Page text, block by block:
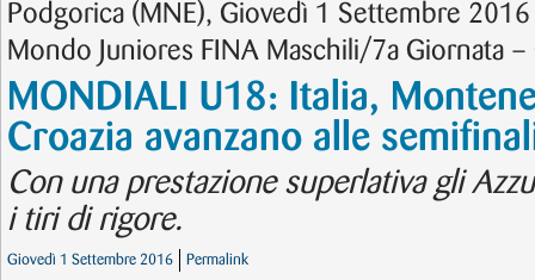
Podgorica (MNE), Giovedì 1 Settembre
Mondo Juniores FINA Maschili/7a Giornata –
MONDIALI U18: Italia,
Croazia avanzano alle
Con una prestazione superlativa gli
i tiri di rigore.
Giovedì 1 Settembre 2016 Permalink